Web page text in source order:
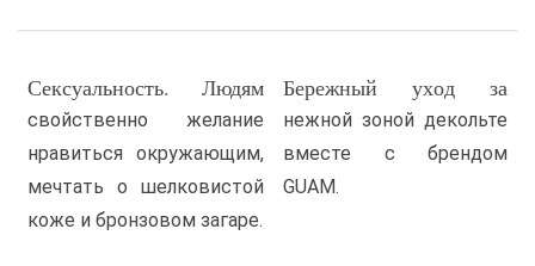
Сексуальность. Людям
свойственно желание
нравиться окружающим,
мечтать о шелковистой
коже и бронзовом загаре.
Бережный уход за
нежной зоной декольте
вместе с брендом
GUAM.